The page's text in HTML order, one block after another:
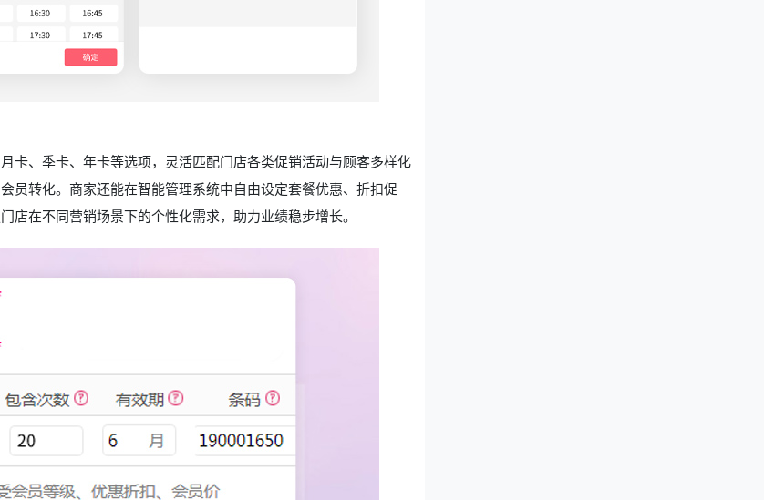
卡、季卡、年卡等选项，灵活匹配门店各类促销活动与顾客多样化
员转化。商家还能在智能管理系统中自由设定套餐优惠、折扣促
在不同营销场景下的个性化需求，助力业绩稳步增长。